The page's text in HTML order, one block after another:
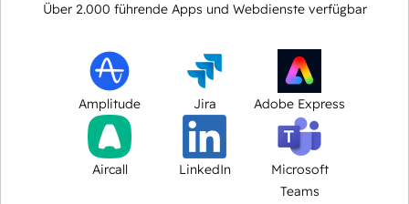
Über 2.000 führende Apps und Webdienste verfügbar
Amplitude Jira Adobe Express
Aircall LinkedIn
Microsoft
Teams